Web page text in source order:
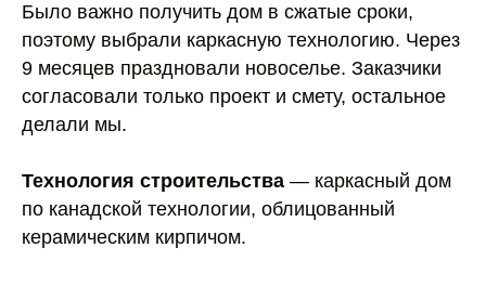
Было важно получить дом в сжатые сроки,
поэтому выбрали каркасную технологию. Через
9 месяцев праздновали новоселье. Заказчики
согласовали только проект и смету, остальное
делали мы.
Технология строительства — каркасный дом
по канадской технологии, облицованный
керамическим кирпичом.